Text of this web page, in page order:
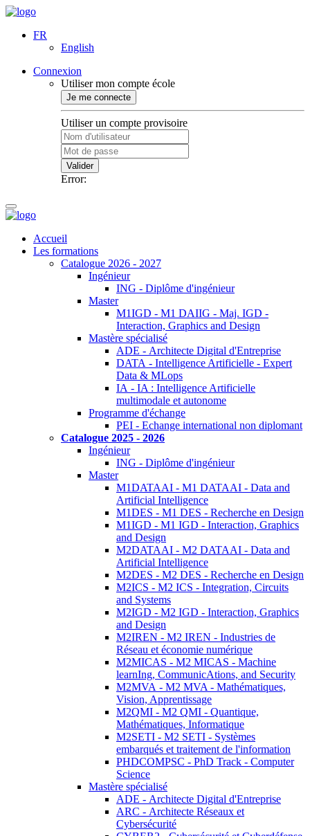
FR
English
Connexion
Utiliser mon compte école
Je me connecte
Utiliser un compte provisoire
Valider
Error:
Accueil
Les formations
Catalogue 2026 - 2027
Ingénieur
ING - Diplôme d'ingénieur
Master
M1IGD - M1 DAIIG - Maj. IGD -
Interaction, Graphics and Design
Mastère spécialisé
ADE - Architecte Digital d'Entreprise
DATA - Intelligence Artificielle - Expert
Data & MLops
IA - IA : Intelligence Artificielle
multimodale et autonome
Programme d'échange
PEI - Echange international non diplomant
Catalogue 2025 - 2026
Ingénieur
ING - Diplôme d'ingénieur
Master
M1DATAAI - M1 DATAAI - Data and
Artificial Intelligence
M1DES - M1 DES - Recherche en Design
M1IGD - M1 IGD - Interaction, Graphics
and Design
M2DATAAI - M2 DATAAI - Data and
Artificial Intelligence
M2DES - M2 DES - Recherche en Design
M2ICS - M2 ICS - Integration, Circuits
and Systems
M2IGD - M2 IGD - Interaction, Graphics
and Design
M2IREN - M2 IREN - Industries de
Réseau et économie numérique
M2MICAS - M2 MICAS - Machine
learnIng, CommunicAtions, and Security
M2MVA - M2 MVA - Mathématiques,
Vision, Apprentissage
M2QMI - M2 QMI - Quantique,
Mathématiques, Informatique
M2SETI - M2 SETI - Systèmes
embarqués et traitement de l'information
PHDCOMPSC - PhD Track - Computer
Science
Mastère spécialisé
ADE - Architecte Digital d'Entreprise
ARC - Architecte Réseaux et
Cybersécurité